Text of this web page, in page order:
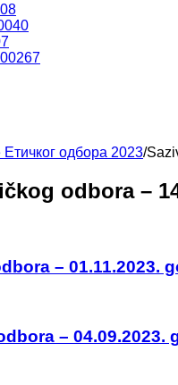
одбора 2023/
odbora –
– 01.11.2023.
– 04.09.2023.